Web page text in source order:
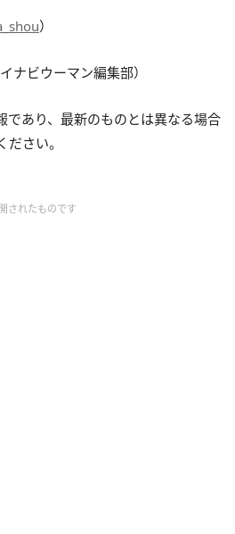
）
ナビウーマン編集部）
あり、最新のものとは異なる場合
さい。
されたものです